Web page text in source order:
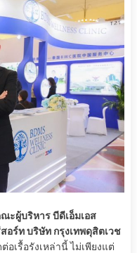
ผู้บริหาร บีดีเอ็มเอส
อร์ท บริษัท กรุงเทพดุสิตเวช
อเรื้อรังเหล่านี้ ไม่เพียงแต่